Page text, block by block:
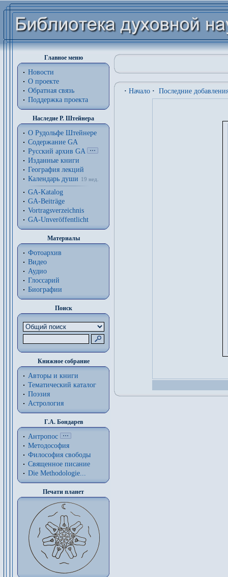
Главное меню
Новости
О проекте
Обратная связь
Поддержка проекта
Наследие Р. Штейнера
О Рудольфе Штейнере
Содержание GA
Русский архив GA
Изданные книги
География лекций
Календарь души
19 нед.
GA-Katalog
GA-Beiträge
Vortragsverzeichnis
GA-Unveröffentlicht
Материалы
Фотоархив
Видео
Аудио
Глоссарий
Биографии
Поиск
Книжное собрание
Авторы и книги
Тематический каталог
Поэзия
Астрология
Г.А. Бондарев
Антропос
Методософия
Философия cвободы
Священное писание
Die Methodologie...
Печати планет
· Начало · Последние